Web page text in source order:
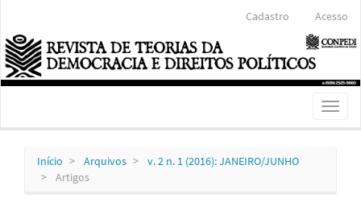
Conteúdo
principal
Barra
Lateral
Cadastro Acesso
Toggle
Início Arquivos
v. 2 n. 1 (2016): JANEIRO/JUNHO
Artigos